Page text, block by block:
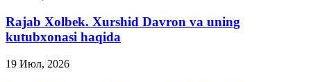
Rajab Xolbek. Xurshid Davron va uning
kutubxonasi haqida
19 Июл, 2026